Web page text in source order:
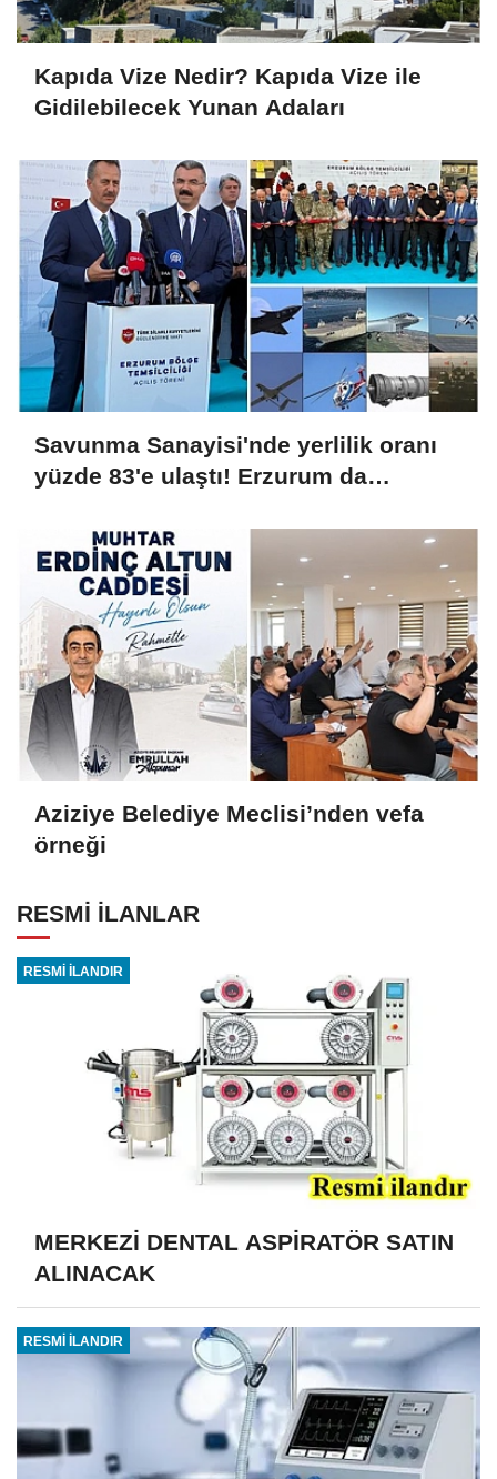
Kapıda Vize Nedir? Kapıda Vize ile
Gidilebilecek Yunan Adaları
Savunma Sanayisi'nde yerlilik oranı
yüzde 83'e ulaştı! Erzurum da
Aziziye Belediye Meclisi’nden vefa
örneği
RESMİ İLANLAR
RESMİ İLANDIR
MERKEZİ DENTAL ASPİRATÖR SATIN
ALINACAK
RESMİ İLANDIR